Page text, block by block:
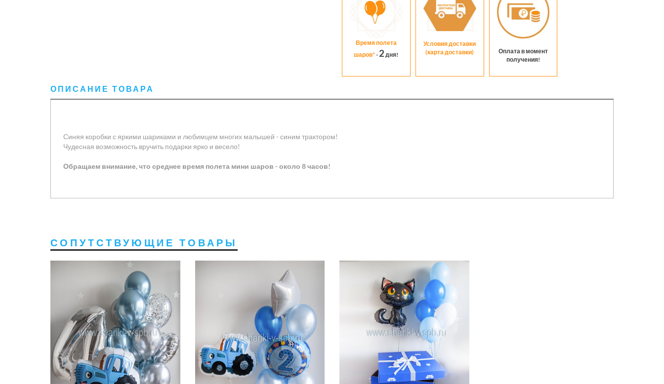
Время полета
шаров*- 2 дня!
Условия доставки
(карта доставки)
Оплата в момент
получения!
ОПИСАНИЕ ТОВАРА
Синяя коробки с яркими шариками и любимцем многих малышей - синим трактором!
Чудесная возможность вручить подарки ярко и весело!
Обращаем внимание, что среднее время полета мини шаров - около 8 часов!
СОПУТСТВУЮЩИЕ ТОВАРЫ